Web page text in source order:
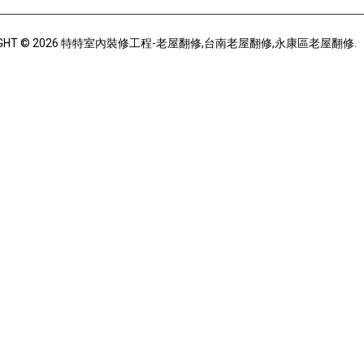
© 2026 特特室內裝修工程-老屋翻修,台南老屋翻修,永康區老屋翻修.